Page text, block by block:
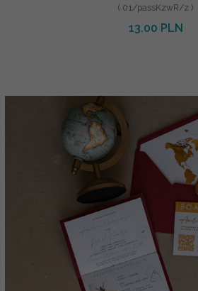
( 01/passKzwR/z )
13.00 PLN